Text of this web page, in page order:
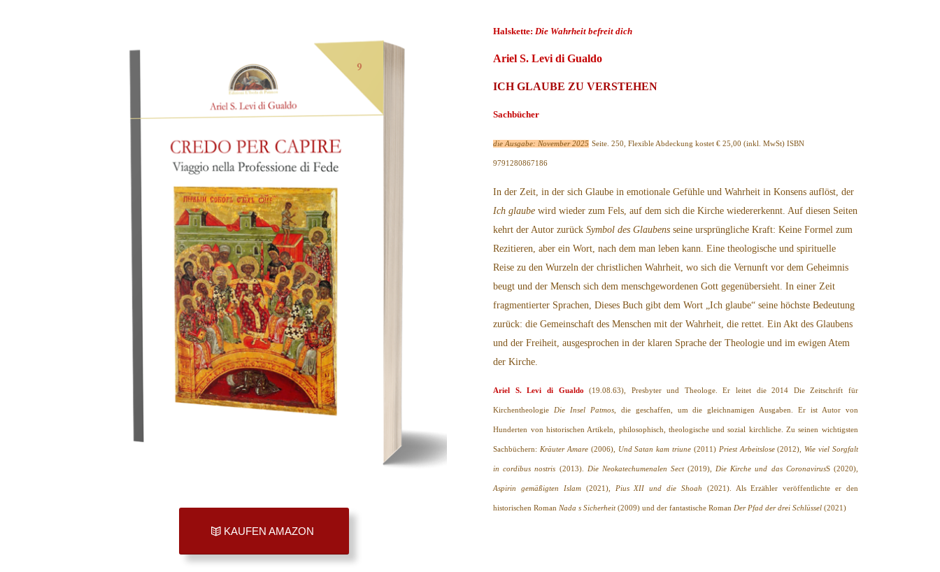
KAUFEN AMAZON
Halskette: Die Wahrheit befreit dich
Ariel S. Levi di Gualdo
ICH GLAUBE ZU VERSTEHEN
Sachbücher
die Ausgabe: November 2025 Seite. 250, Flexible Abdeckung kostet € 25,00 (inkl. MwSt) ISBN
9791280867186
In der Zeit, in der sich Glaube in emotionale Gefühle und Wahrheit in Konsens auflöst, der
Ich glaube wird wieder zum Fels, auf dem sich die Kirche wiedererkennt. Auf diesen Seiten
kehrt der Autor zurückSymbol des Glaubens seine ursprüngliche Kraft: Keine Formel zum
Rezitieren, aber ein Wort, nach dem man leben kann. Eine theologische und spirituelle
Reise zu den Wurzeln der christlichen Wahrheit, wo sich die Vernunft vor dem Geheimnis
beugt und der Mensch sich dem menschgewordenen Gott gegenübersieht. In einer Zeit
fragmentierter Sprachen, Dieses Buch gibt dem Wort „Ich glaube“ seine höchste Bedeutung
zurück: die Gemeinschaft des Menschen mit der Wahrheit, die rettet. Ein Akt des Glaubens
und der Freiheit, ausgesprochen in der klaren Sprache der Theologie und im ewigen Atem
der Kirche.
Ariel S. Levi di Gualdo (19.08.63), Presbyter und Theologe. Er leitet die 2014 Die Zeitschrift für
KirchentheologieDie Insel Patmos, die geschaffen, um die gleichnamigen Ausgaben. Er ist Autor von
Hunderten von historischen Artikeln, philosophisch, theologische und sozial kirchliche. Zu seinen wichtigsten
Sachbüchern:Kräuter Amare(2006), Und Satan kam triune (2011) Priest Arbeitslose(2012), Wie viel Sorgfalt
in cordibus nostris (2013). Die Neokatechumenalen Sect(2019), Die Kirche und das CoronavirusS (2020),
Aspirin gemäßigten Islam(2021), Pius XII und die Shoah (2021). Als Erzähler veröffentlichte er den
historischen RomanNada s Sicherheit(2009) und der fantastische RomanDer Pfad der drei Schlüssel (2021)